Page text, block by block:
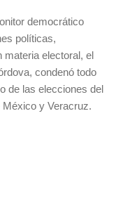
democrático
políticas,
electoral, el
condenó todo
de las elecciones del
México y Veracruz.